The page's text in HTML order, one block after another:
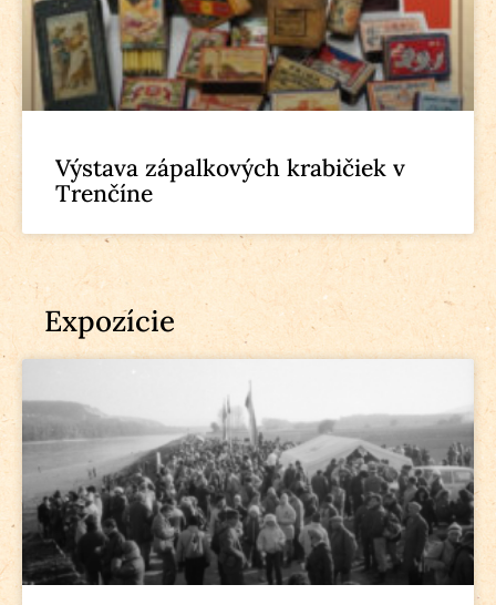
Výstava zápalkových krabičiek v
Trenčíne
Expozície